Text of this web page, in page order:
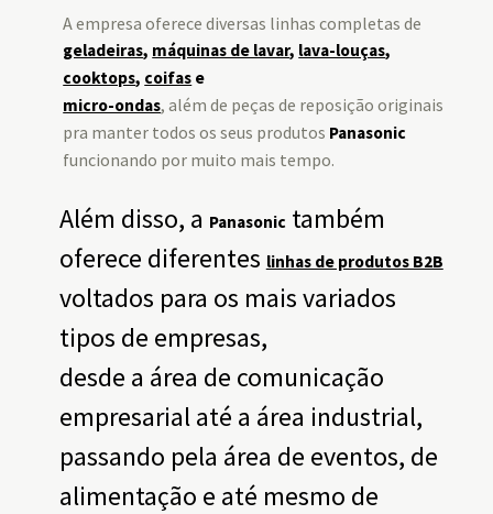
A empresa oferece diversas linhas completas de
geladeiras, máquinas de lavar, lava-louças,
cooktops, coifas e
micro-ondas, além de peças de reposição originais
pra manter todos os seus produtos Panasonic
funcionando por muito mais tempo.
Além disso, a Panasonic também
oferece diferentes linhas de produtos B2B
voltados para os mais variados
tipos de empresas,
desde a área de comunicação
empresarial até a área industrial,
passando pela área de eventos, de
alimentação e até mesmo de